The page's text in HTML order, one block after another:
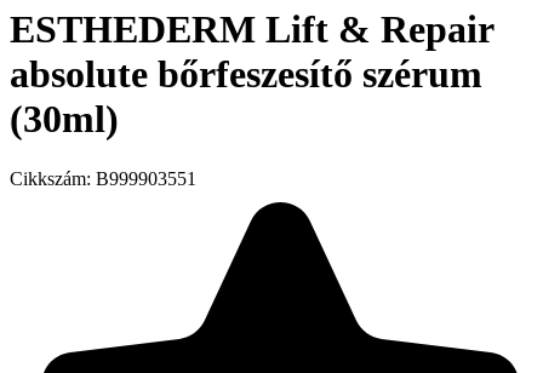
ESTHEDERM Lift & Repair
absolute bőrfeszesítő szérum
(30ml)
Cikkszám: B999903551